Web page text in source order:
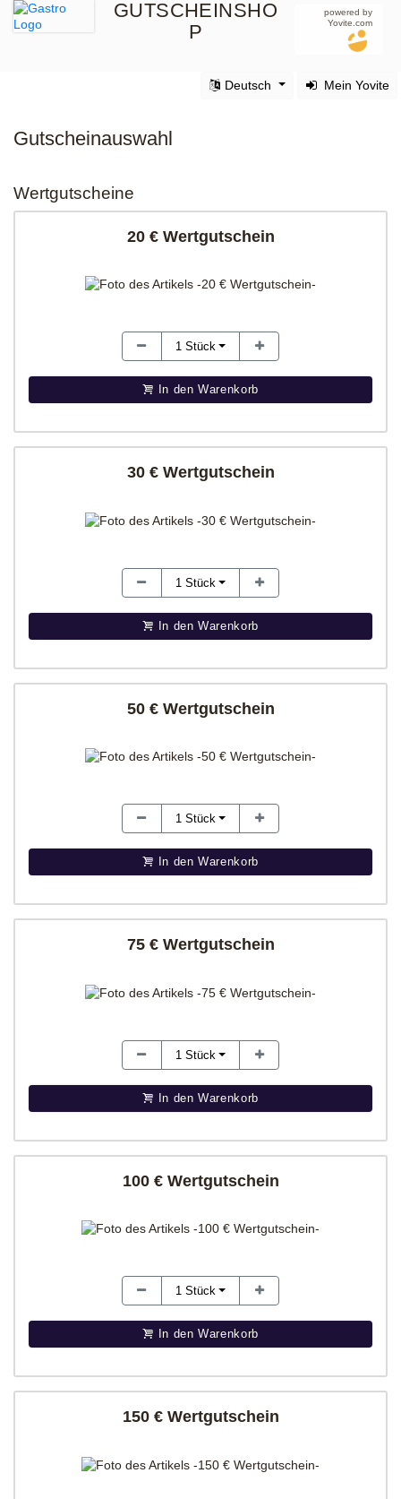
GUTSCHEINSHO
P
powered by
Yovite.com
Mein Yovite
Deutsch
Gutscheinauswahl
Wertgutscheine
20 € Wertgutschein
1 Stück
In den Warenkorb
30 € Wertgutschein
1 Stück
In den Warenkorb
50 € Wertgutschein
1 Stück
In den Warenkorb
75 € Wertgutschein
1 Stück
In den Warenkorb
100 € Wertgutschein
1 Stück
In den Warenkorb
150 € Wertgutschein